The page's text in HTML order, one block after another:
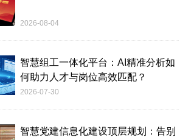
2026-08-04
智慧组工一体化平台：AI精准分析如
何助力人才与岗位高效匹配？
2026-07-30
智慧党建信息化建设顶层规划：告别